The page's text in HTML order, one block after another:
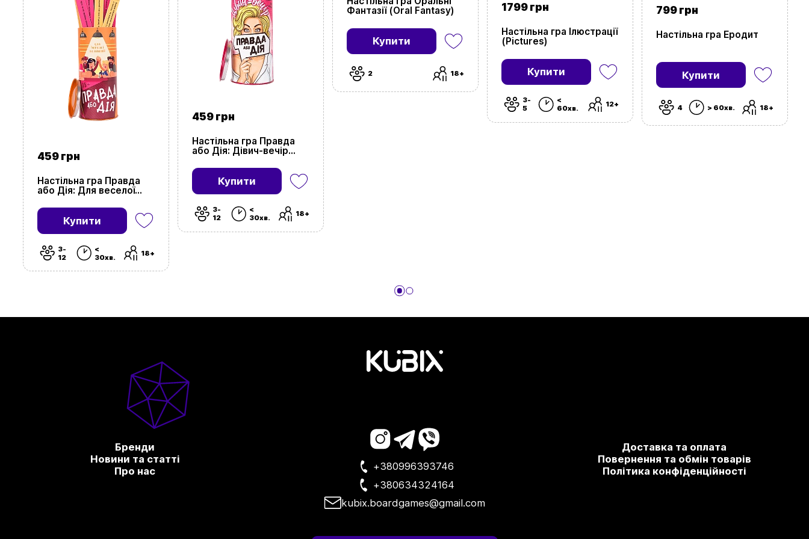
459 грн
Настільна гра Правда
або Дія: Для веселої
For fun company)
Купити
3-
12
<
30хв.
18+
459 грн
Настільна гра Правда
або Дія: Дівич-вечір
Bachelorette party)
Купити
3-
12
<
30хв.
18+
Фантазії (Oral Fantasy)
Купити
2 18+
1799 грн
Настільна гра Ілюстрації
(Pictures)
Купити
3-
5
<
60хв.
12+
799 грн
Настільна гра Еродит
Купити
4 > 60хв. 18+
Бренди
Новини та статті
Про нас
+380996393746
+380634324164
kubix.boardgames@gmail.com
Доставка та оплата
Повернення та обмін товарів
Політика конфіденційності